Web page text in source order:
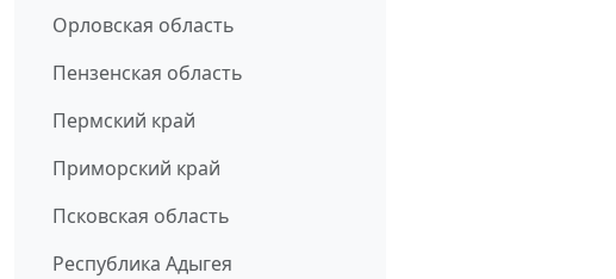
Орловская область
Пензенская область
Пермский край
Приморский край
Псковская область
Республика Адыгея